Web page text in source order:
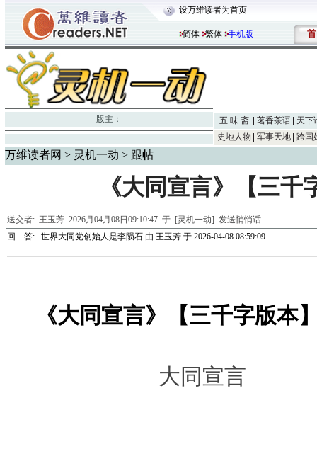
设万维读者为首页
简体 繁体 手机版 首
版主： 五 味 斋 茗香茶语
天下
史地人物
军事天地 跨国
万维读者网 > 灵机一动 > 跟帖
《大同宣言》【三千
送交者: 王玉芳 2026月04月08日09:10:47 于 [灵机一动] 发送悄悄话
回 答:
世界大同党创始人是李陨石 由 王玉芳 于 2026-04-08 08:59:09
《大同宣言》【三千字版本
大同宣言